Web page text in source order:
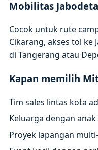
Mobilitas
Cocok untuk rute
Cikarang, akses tol ke
di Tangerang atau
Kapan memilih
Tim sales lintas kota
Keluarga dengan
Proyek lapangan